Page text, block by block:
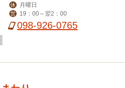
休 月曜日
営 19：00～翌2：00
098-926-0765